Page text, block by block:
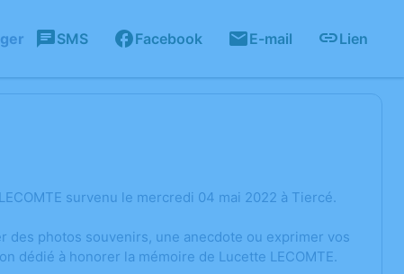
SMS Facebook E-mail Lien
survenu le mercredi 04 mai 2022 à Tiercé.
des photos souvenirs, une anecdote ou exprimer vos
dédié à honorer la mémoire de Lucette LECOMTE.